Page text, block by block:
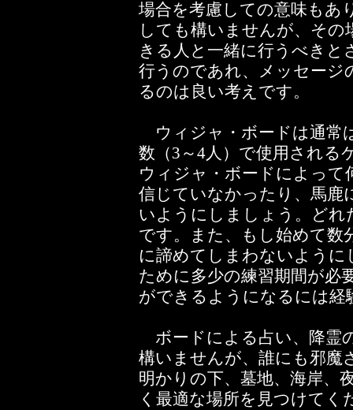
場合を考慮しての意味もあ
しても構いませんが、その
きる人と一緒に行うべきと
行うのであれ、メッセージ
るのは良い考えです。
ウィジャ・ボードは通常
数（3～4人）で使用される
ウィジャ・ボードによっ
信じていなかったり、馬鹿
いようにしましょう。どれ
です。また、もし始めて数
に諦めてしまわないように
ために多少の練習期間が必
ができるようになるには経
ボードによる占い、降霊
構いませんが、誰にも邪魔
明かりの下、墓地、海岸、
く最適な場所を見つけて